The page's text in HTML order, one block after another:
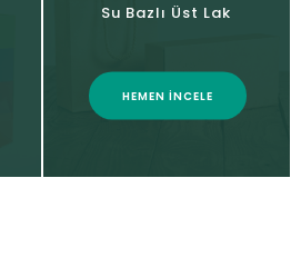
Su Bazlı Üst Lak
HEMEN İNCELE